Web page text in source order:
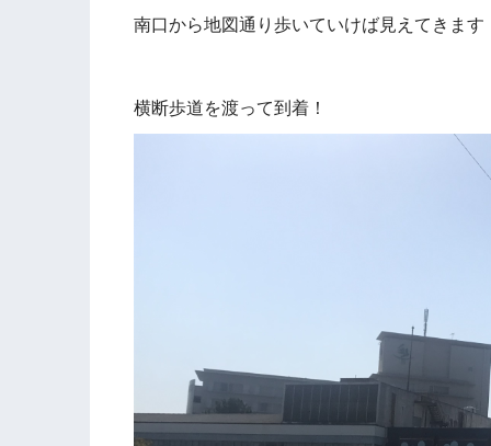
南口から地図通り歩いていけば見えてきます
横断歩道を渡って到着！